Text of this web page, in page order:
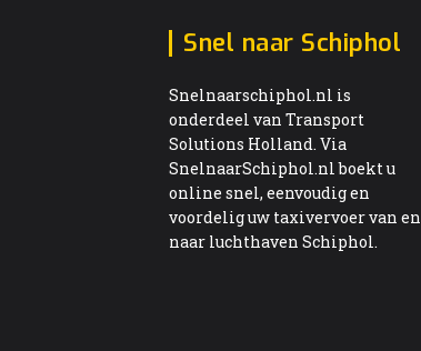
Snel naar Schiphol
Snelnaarschiphol.nl is
onderdeel van Transport
Solutions Holland. Via
SnelnaarSchiphol.nl boekt u
online snel, eenvoudig en
voordelig uw taxivervoer van en
naar luchthaven Schiphol.